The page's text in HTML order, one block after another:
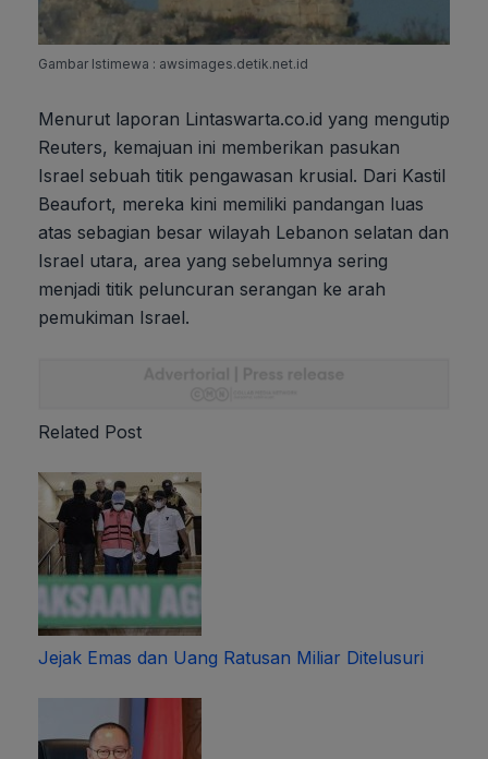
Gambar Istimewa : awsimages.detik.net.id
Menurut laporan Lintaswarta.co.id yang mengutip
Reuters, kemajuan ini memberikan pasukan
Israel sebuah titik pengawasan krusial. Dari Kastil
Beaufort, mereka kini memiliki pandangan luas
atas sebagian besar wilayah Lebanon selatan dan
Israel utara, area yang sebelumnya sering
menjadi titik peluncuran serangan ke arah
pemukiman Israel.
Related Post
Jejak Emas dan Uang Ratusan Miliar Ditelusuri